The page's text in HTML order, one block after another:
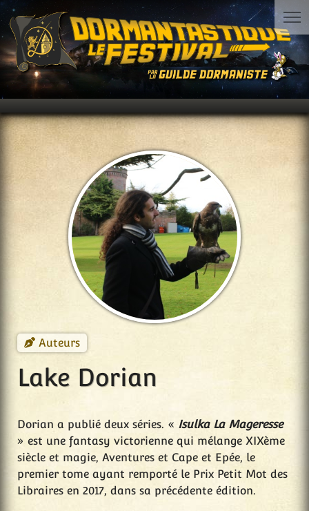
Auteurs
Lake Dorian
Dorian a publié deux séries. « Isulka La Mageresse
» est une fantasy victorienne qui mélange XIXème
siècle et magie, Aventures et Cape et Epée, le
premier tome ayant remporté le Prix Petit Mot des
Libraires en 2017, dans sa précédente édition.